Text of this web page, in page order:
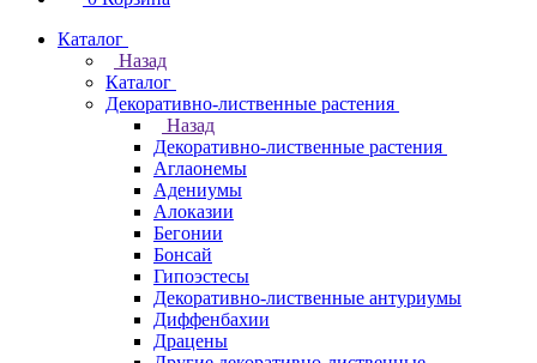
Каталог
Назад
Каталог
Декоративно-лиственные растения
Назад
Декоративно-лиственные растения
Аглаонемы
Адениумы
Алоказии
Бегонии
Бонсай
Гипоэстесы
Декоративно-лиственные антуриумы
Диффенбахии
Драцены